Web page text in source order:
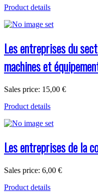
Product details
Les entreprises du
machines et
Sales price: 15,00 €
Product details
Les entreprises de la
Sales price: 6,00 €
Product details